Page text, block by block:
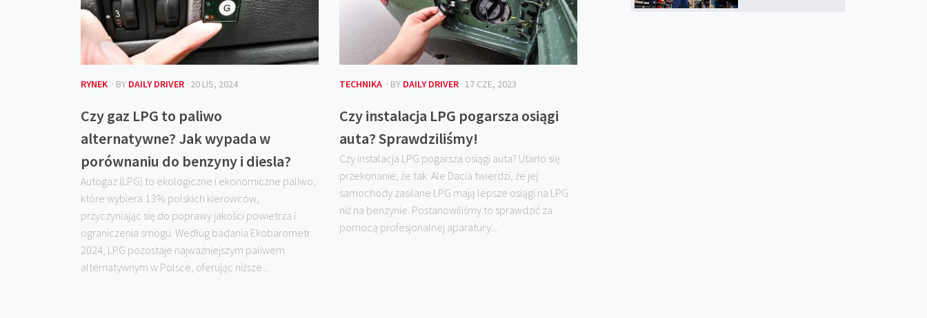
RYNEK · BY DAILY DRIVER · 20 LIS, 2024
Czy gaz LPG to paliwo
alternatywne? Jak wypada w
porównaniu do benzyny i diesla?
Autogaz (LPG) to ekologiczne i ekonomiczne paliwo,
które wybiera 13% polskich kierowców,
przyczyniając się do poprawy jakości powietrza i
ograniczenia smogu. Według badania Ekobarometr
2024, LPG pozostaje najważniejszym paliwem
alternatywnym w Polsce, oferując niższe...
TECHNIKA · BY DAILY DRIVER · 17 CZE, 2023
Czy instalacja LPG pogarsza osiągi
auta? Sprawdziliśmy!
Czy instalacja LPG pogarsza osiągi auta? Utarło się
przekonanie, że tak. Ale Dacia twierdzi, że jej
samochody zasilane LPG mają lepsze osiągi na LPG
niż na benzynie. Postanowiliśmy to sprawdzić za
pomocą profesjonalnej aparatury...